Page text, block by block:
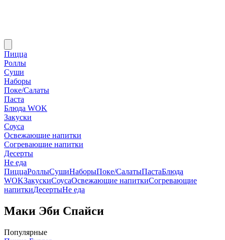
Пицца
Роллы
Суши
Наборы
Поке/Салаты
Паста
Блюда WOK
Закуски
Соуса
Освежающие напитки
Согревающие напитки
Десерты
Не еда
ПиццаРоллыСушиНаборыПоке/СалатыПастаБлюда
WOKЗакускиСоусаОсвежающие напиткиСогревающие
напиткиДесертыНе еда
Маки Эби Спайси
Популярные